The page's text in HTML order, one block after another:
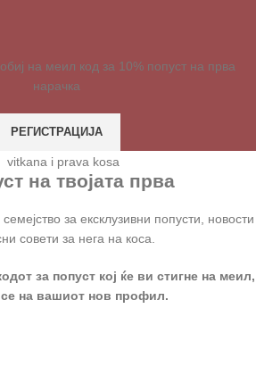
на меил код за 10% попуст на прва
нарачка
РЕГИСТРАЦИЈА
на твојата прва
за ексклузивни попусти, новости
совети за нега на коса.
за попуст кој ќе ви стигне на меил,
се на вашиот нов профил.